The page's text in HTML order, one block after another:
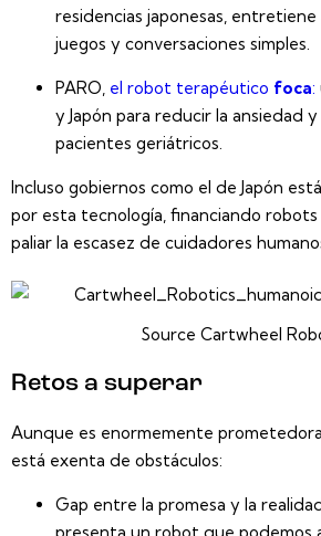
residencias japonesas, entretiene
juegos y conversaciones simples.
PARO, el robot terapéutico foca:
y Japón para reducir la ansiedad
pacientes geriátricos.
Incluso gobiernos como el de Japón
por esta tecnología, financiando robots
paliar la escasez de cuidadores
Source Cartwheel
Retos a superar
Aunque es enormemente
está exenta de obstáculos:
Gap entre la promesa y la
presenta un robot que podemos